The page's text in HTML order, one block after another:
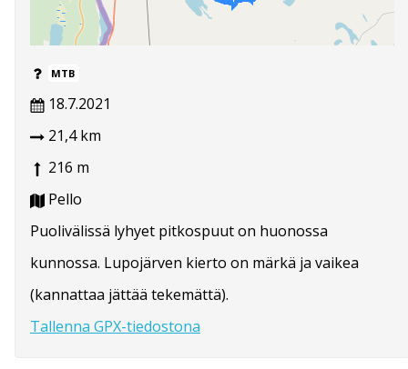
MTB
18.7.2021
21,4 km
216 m
Pello
Puolivälissä lyhyet pitkospuut on huonossa
kunnossa. Lupojärven kierto on märkä ja vaikea
(kannattaa jättää tekemättä).
Tallenna GPX-tiedostona